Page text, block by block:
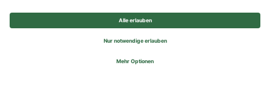
© 2026 REWE Group - All rights reserved